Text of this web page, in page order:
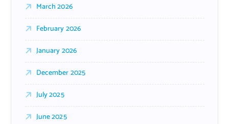
March 2026
February 2026
January 2026
December 2025
July 2025
June 2025